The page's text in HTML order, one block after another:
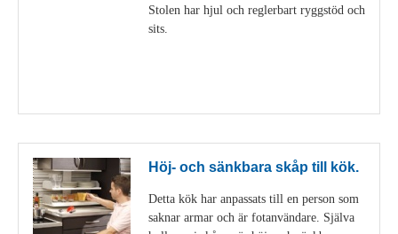
Stolen har hjul och reglerbart ryggstöd och
sits.
Höj- och sänkbara skåp till kök.
Detta kök har anpassats till en person som
saknar armar och är fotanvändare. Själva